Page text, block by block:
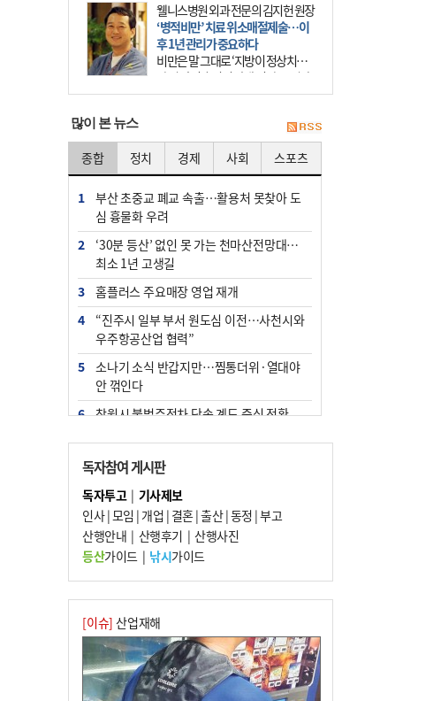
웰니스병원 외과 전문의 김지헌 원장
‘병적비만’ 치료 위소매절제술…이
후 1년 관리가 중요하다
비만은 말 그대로 ‘지방이 정상치보
다 더 많이 축적된 상태’이다. 그러나
비만은 더는 외모의 문제에 끝나지 않
많이 본 뉴스
종합 정치 경제 사회 스포츠
1
부산 초중교 폐교 속출…활용처 못찾아 도
심 흉물화 우려
2
‘30분 등산’ 없인 못 가는 천마산전망대…
최소 1년 고생길
3
홈플러스 주요매장 영업 재개
4
“진주시 일부 부서 원도심 이전…사천시와
우주항공산업 협력”
5
소나기 소식 반갑지만…찜통더위·열대야
안 꺾인다
6
창원시 불법주정차 단속 계도 중심 전환
7
엘시티 ‘사무장병원’ 일당 기소…명의 빌려
준 의사는 구속
8
인신매매 탈출하다 다친 외국인, 치료비 폭
탄까지 맞을뻔
9
[와이라노]‘공공기관 지방이전’ 효과 있었
나 살펴보니
10 신고 없이 홍보·모집…민간임대조합 피해
주의보
독자참여 게시판
독자투고| 기사제보
인사|모임 | 개업 | 결혼|출산|동정 |부고
산행안내 | 산행후기 | 산행사진
등산가이드| 낚시가이드
[이슈] 산업재해